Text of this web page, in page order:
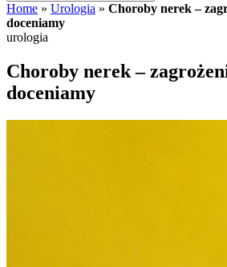
Home » Urologia » Choroby nerek –
doceniamy
urologia
Choroby nerek –
doceniamy